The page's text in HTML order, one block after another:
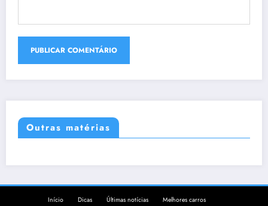
Outras matérias
Início Dicas Últimas notícias Melhores carros